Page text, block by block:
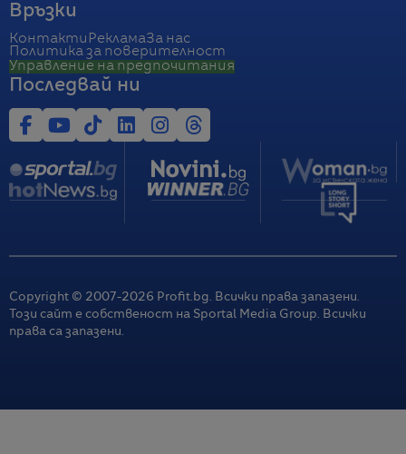
Връзки
Контакти РекламаЗа нас
Политика за поверителност
Управление на предпочитания
Последвай ни
Copyright © 2007-2026 Profit.bg. Всички права запазени.
Този сайт е собственост на Sportal Media Group. Всички
права са запазени.